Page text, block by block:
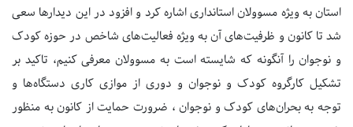
استان به ویژه مسوولان استانداری اشاره کرد و افزود در این دیدارها سعی
شد تا کانون و ظرفیت‌های آن به ویژه فعالیت‌های شاخص در حوزه کودک
و نوجوان را آنگونه که شایسته است به مسوولان معرفی کنیم، تاکید بر
تشکیل کارگروه کودک و نوجوان و دوری از موازی کاری دستگاه‌ها و
توجه به بحران‌های کودک و نوجوان ، ضرورت حمایت از کانون به منظور